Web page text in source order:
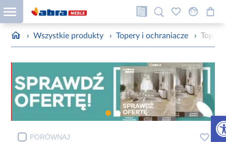
› Wszystkie produkty › Topery i ochraniacze ›
PORÓWNAJ